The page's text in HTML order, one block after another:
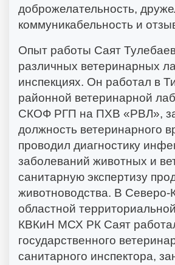
доброжелательность,
коммуникабельность и
Опыт работы Саят
различных ветеринарных
инспекциях. Он работал в
районной ветеринарной
СКОФ РГП на ПХВ «РВЛ»,
должность ветеринарного
проводил диагностику
заболеваний животных и
санитарную экспертизу
животноводства. В Северо-
областной
КВКиН МСХ РК Саят
государственного
санитарного инспектора,